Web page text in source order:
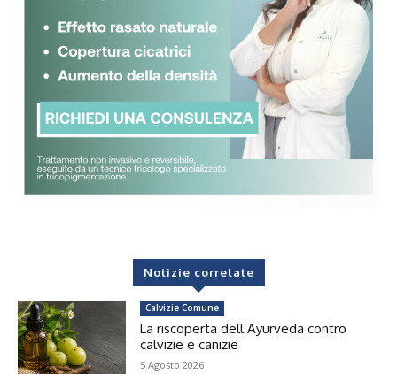
Notizie correlate
Calvizie Comune
La riscoperta dell’Ayurveda contro
calvizie e canizie
5 Agosto 2026